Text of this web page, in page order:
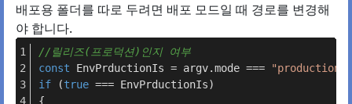
배포용 폴더를 따로 두려면 배포 모드일 때 경로를 변경해
야 합니다.
//릴리즈(프로덕션)인지 여부
const
EnvPrductionIs = argv.mode === "production"
if (true === EnvPrductionIs)
{